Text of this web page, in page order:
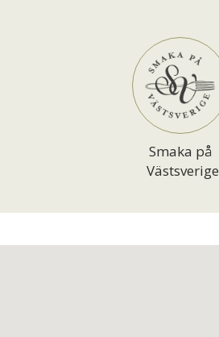
Smaka på
Västsverige